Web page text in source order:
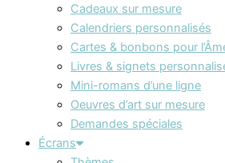
Cadeaux sur mesure
Calendriers personnalisés
Cartes & bonbons pour
Livres & signets
Mini-romans d’une ligne
Oeuvres d’art sur mesure
Demandes spéciales
Écrans